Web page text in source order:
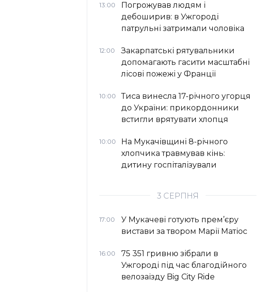
13:00
Погрожував людям і
дебоширив: в Ужгороді
патрульні затримали чоловіка
12:00
Закарпатські рятувальники
допомагають гасити масштабні
лісові пожежі у Франції
10:00
Тиса винесла 17-річного угорця
до України: прикордонники
встигли врятувати хлопця
10:00
На Мукачівщині 8-річного
хлопчика травмував кінь:
дитину госпіталізували
3 СЕРПНЯ
17:00
У Мукачеві готують прем’єру
вистави за твором Марії Матіос
16:00
75 351 гривню зібрали в
Ужгороді під час благодійного
велозаїзду Big Сity Ride